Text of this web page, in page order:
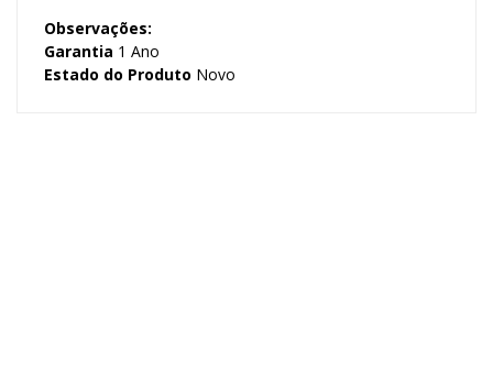
Observações:
Garantia 1 Ano
Estado do Produto Novo